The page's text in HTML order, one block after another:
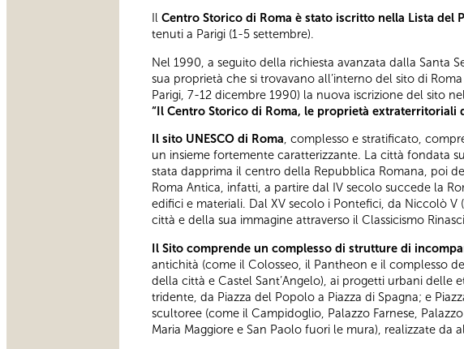
Il Centro Storico di Roma è stato iscritto nella Lista del
tenuti a Parigi (1-5 settembre).
Nel 1990, a seguito della richiesta avanzata dalla Santa
sua proprietà che si trovavano all’interno del sito di
Parigi, 7-12 dicembre 1990) la nuova iscrizione del sito
“Il Centro Storico di Roma, le proprietà extraterritoriali
Il sito UNESCO di Roma, complesso e stratificato,
un insieme fortemente caratterizzante. La città fondata
stata dapprima il centro della Repubblica Romana, poi
Roma Antica, infatti, a partire dal IV secolo succede la
edifici e materiali. Dal XV secolo i Pontefici, da Niccolò
città e della sua immagine attraverso il Classicismo
Il Sito comprende un complesso di strutture di
antichità (come il Colosseo, il Pantheon e il complesso
della città e Castel Sant’Angelo), ai progetti urbani delle
tridente, da Piazza del Popolo a Piazza di Spagna; e
scultoree (come il Campidoglio, Palazzo Farnese,
Maria Maggiore e San Paolo fuori le mura), realizzate